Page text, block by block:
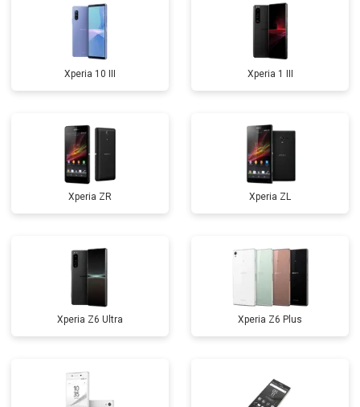
Xperia 10 III Xperia 1 III
Xperia ZR Xperia ZL
Xperia Z6 Ultra Xperia Z6 Plus